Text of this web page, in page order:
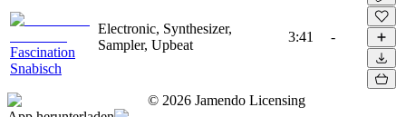
Fascination
Snabisch
Electronic, Synthesizer,
Sampler, Upbeat
3:41 -
© 2026 Jamendo Licensing